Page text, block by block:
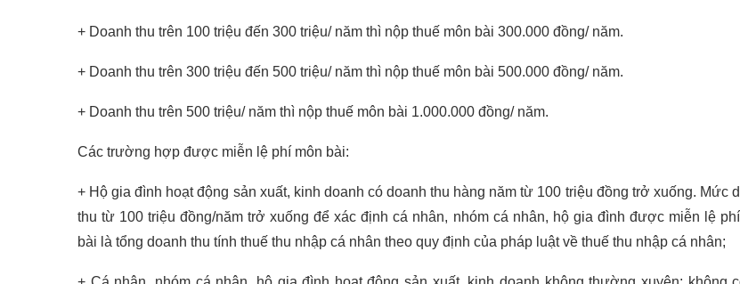
+ Doanh thu trên 100 triệu đến 300 triệu/ năm thì nộp thuế môn bài 300.000 đồng/ năm.
+ Doanh thu trên 300 triệu đến 500 triệu/ năm thì nộp thuế môn bài 500.000 đồng/ năm.
+ Doanh thu trên 500 triệu/ năm thì nộp thuế môn bài 1.000.000 đồng/ năm.
Các trường hợp được miễn lệ phí môn bài:
+ Hộ gia đình hoạt động sản xuất, kinh doanh có doanh thu hàng năm từ 100 triệu đồng trở xuống. Mức
thu từ 100 triệu đồng/năm trở xuống để xác định cá nhân, nhóm cá nhân, hộ gia đình được miễn lệ
bài là tổng doanh thu tính thuế thu nhập cá nhân theo quy định của pháp luật về thuế thu nhập cá nhân;